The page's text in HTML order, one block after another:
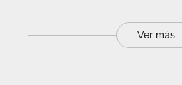
Ver más